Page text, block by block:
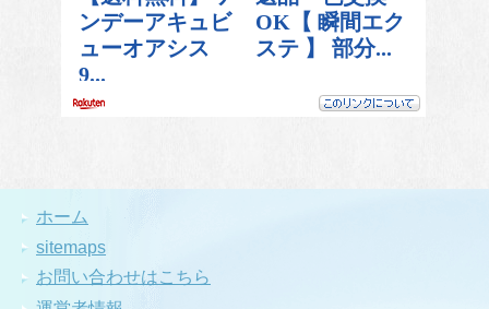
ホーム
sitemaps
お問い合わせはこちら